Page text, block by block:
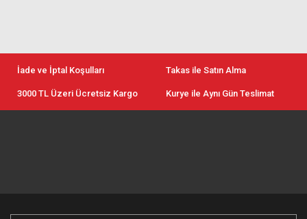
İade ve İptal Koşulları Takas ile Satın Alma
3000 TL Üzeri Ücretsiz Kargo Kurye ile Aynı Gün Teslimat